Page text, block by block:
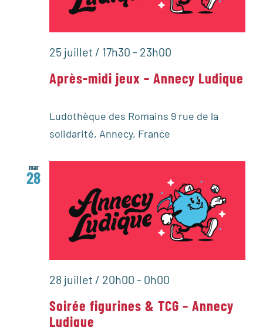
Après-midi jeux – Annecy Ludique
25 juillet / 17h30 - 23h00
Ludothèque des Romains 9 rue de la
solidarité, Annecy, France
mar
28
Soirée figurines & TCG – Annecy
Ludique
28 juillet / 20h00 - 0h00